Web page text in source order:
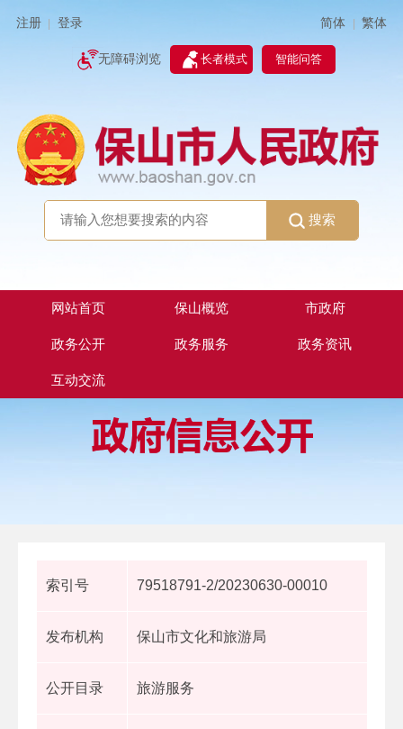
注册 登录 简体 | 繁体
无障碍浏览 长者模式 智能问答
搜索
网站首页 保山概览 市政府
政务公开 政务服务 政务资讯
互动交流
索引号 79518791-2/20230630-00010
发布机构 保山市文化和旅游局
公开目录 旅游服务